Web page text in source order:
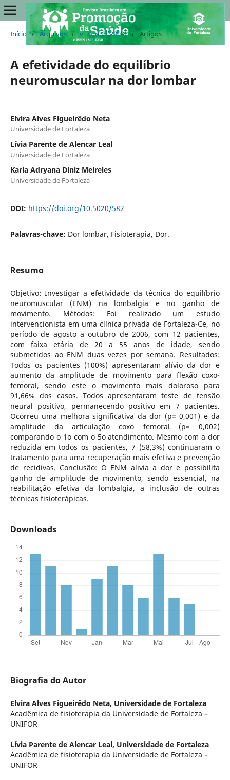
Início / Arquivos / v. 21 n. 3 (2008) / Artigos
A efetividade do equilíbrio
neuromuscular na dor lombar
Elvira Alves Figueirêdo Neta
Universidade de Fortaleza
Lívia Parente de Alencar Leal
Universidade de Fortaleza
Karla Adryana Diniz Meireles
Universidade de Fortaleza
DOI: https://doi.org/10.5020/582
Palavras-chave: Dor lombar, Fisioterapia, Dor.
Resumo
Objetivo: Investigar a efetividade da técnica do equilíbrio
neuromuscular (ENM) na lombalgia e no ganho de
movimento. Métodos: Foi realizado um estudo
intervencionista em uma clínica privada de Fortaleza-Ce, no
período de agosto a outubro de 2006, com 12 pacientes,
com faixa etária de 20 a 55 anos de idade, sendo
submetidos ao ENM duas vezes por semana. Resultados:
Todos os pacientes (100%) apresentaram alívio da dor e
aumento da amplitude de movimento para flexão coxo-
femoral, sendo este o movimento mais doloroso para
91,66% dos casos. Todos apresentaram teste de tensão
neural positivo, permanecendo positivo em 7 pacientes.
Ocorreu uma melhora significativa da dor (p= 0,001) e da
amplitude da articulação coxo femoral (p= 0,002)
comparando o 1o com o 5o atendimento. Mesmo com a dor
reduzida em todos os pacientes, 7 (58,3%) continuaram o
tratamento para uma recuperação mais efetiva e prevenção
de recidivas. Conclusão: O ENM alivia a dor e possibilita
ganho de amplitude de movimento, sendo essencial, na
reabilitação efetiva da lombalgia, a inclusão de outras
técnicas fisioterápicas.
Downloads
Biografia do Autor
Elvira Alves Figueirêdo Neta, Universidade de Fortaleza
Acadêmica de fisioterapia da Universidade de Fortaleza –
UNIFOR
Lívia Parente de Alencar Leal, Universidade de Fortaleza
Acadêmica de fisioterapia da Universidade de Fortaleza –
UNIFOR